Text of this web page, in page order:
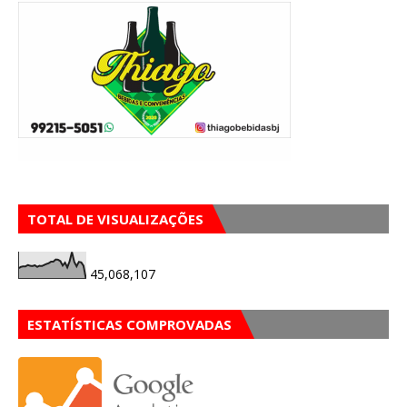
TOTAL DE VISUALIZAÇÕES
45,068,107
ESTATÍSTICAS COMPROVADAS